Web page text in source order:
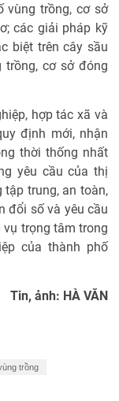
vùng trồng, cơ sở
các giải pháp kỹ
biệt trên cây sầu
trồng, cơ sở đóng
hợp tác xã và
định mới, nhận
thời thống nhất
yêu cầu của thị
trung, an toàn,
đổi số và yêu cầu
trọng tâm trong
của thành phố
Tin, ảnh: HÀ VĂN
trồng